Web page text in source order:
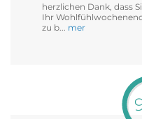
herzlichen Dank, dass
Ihr
zu b... mer